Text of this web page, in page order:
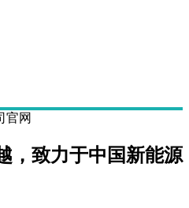
，致力于中国新能源